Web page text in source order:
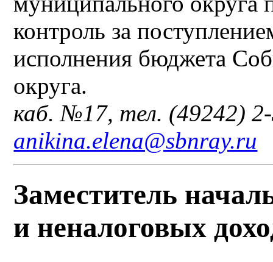
контроль за
исполнения бюджета
округа.
каб. №17, тел. (49242)
anikina.elena@sbnray.ru
Заместитель
и неналоговых